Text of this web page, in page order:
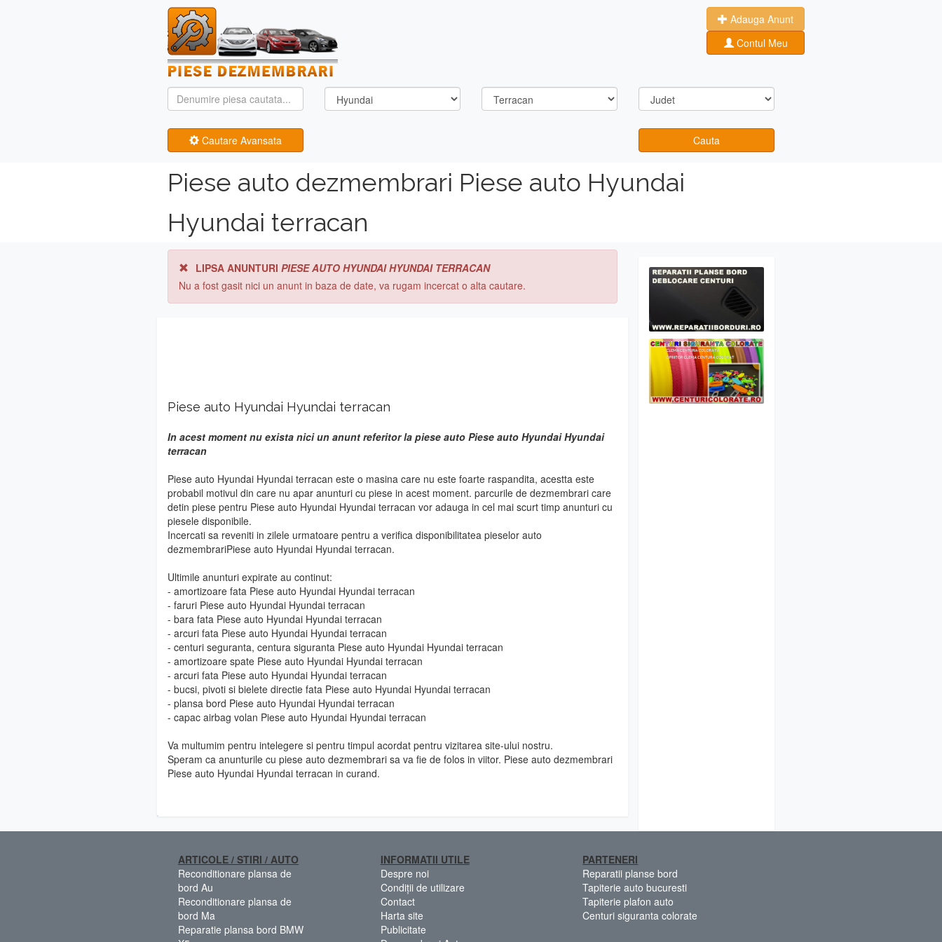
Adauga Anunt
Contul Meu
Cautare Avansata Cauta
Piese auto dezmembrari Piese auto Hyundai
Hyundai terracan
LIPSA ANUNTURI PIESE AUTO HYUNDAI HYUNDAI TERRACAN
Nu a fost gasit nici un anunt in baza de date, va rugam incercat o alta cautare.
Piese auto Hyundai Hyundai terracan
In acest moment nu exista nici un anunt referitor la piese auto Piese auto Hyundai Hyundai
terracan
Piese auto Hyundai Hyundai terracan este o masina care nu este foarte raspandita, acestta este
probabil motivul din care nu apar anunturi cu piese in acest moment. parcurile de dezmembrari care
detin piese pentru Piese auto Hyundai Hyundai terracan vor adauga in cel mai scurt timp anunturi cu
piesele disponibile.
Incercati sa reveniti in zilele urmatoare pentru a verifica disponibilitatea pieselor auto
dezmembrariPiese auto Hyundai Hyundai terracan.
Ultimile anunturi expirate au continut:
- amortizoare fata Piese auto Hyundai Hyundai terracan
- faruri Piese auto Hyundai Hyundai terracan
- bara fata Piese auto Hyundai Hyundai terracan
- arcuri fata Piese auto Hyundai Hyundai terracan
- centuri seguranta, centura siguranta Piese auto Hyundai Hyundai terracan
- amortizoare spate Piese auto Hyundai Hyundai terracan
- arcuri fata Piese auto Hyundai Hyundai terracan
- bucsi, pivoti si bielete directie fata Piese auto Hyundai Hyundai terracan
- plansa bord Piese auto Hyundai Hyundai terracan
- capac airbag volan Piese auto Hyundai Hyundai terracan
Va multumim pentru intelegere si pentru timpul acordat pentru vizitarea site-ului nostru.
Speram ca anunturile cu piese auto dezmembrari sa va fie de folos in viitor. Piese auto dezmembrari
Piese auto Hyundai Hyundai terracan in curand.
ARTICOLE / STIRI / AUTO
Reconditionare plansa de
bord Au
Reconditionare plansa de
bord Ma
Reparatie plansa bord BMW
INFORMATII UTILE
Despre noi
Condiții de utilizare
Contact
Harta site
Publicitate
PARTENERI
Reparatii planse bord
Tapiterie auto bucuresti
Tapiterie plafon auto
Centuri siguranta colorate